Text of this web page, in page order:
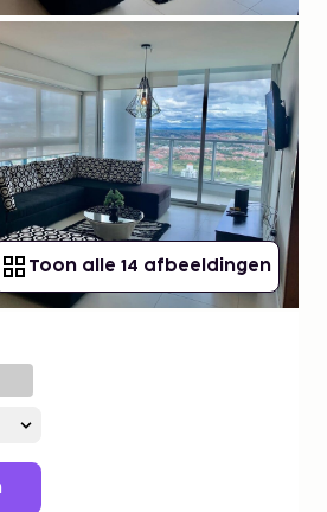
Toon alle 14 afbeeldingen